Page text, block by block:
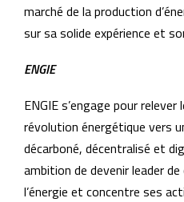
marché de la production
sur sa solide expérience et
ENGIE
ENGIE s’engage pour
révolution énergétique vers
décarboné, décentralisé et
ambition de devenir leader
l’énergie et concentre ses